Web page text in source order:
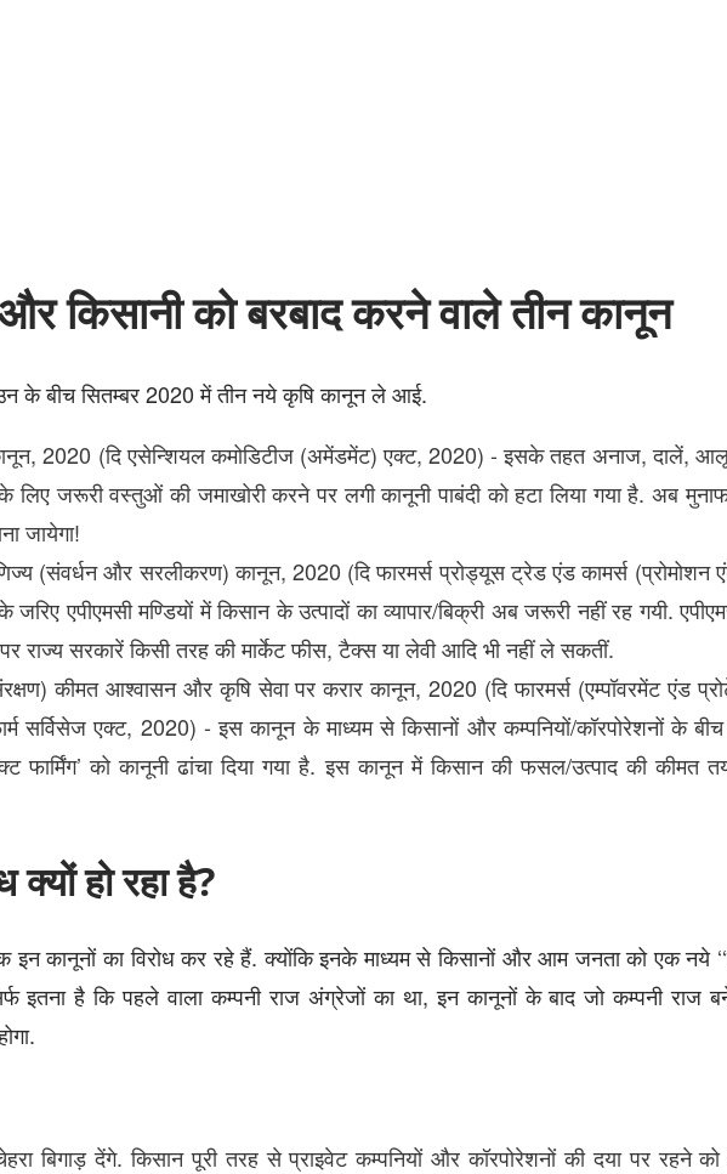
किसानी को बरबाद करने वाले तीन कानून
के बीच सितम्बर 2020 में तीन नये कृषि कानून ले आई.
2020 (दि एसेन्शियल कमोडिटीज (अमेंडमेंट) एक्ट, 2020) - इसके तहत अनाज, दालें,
जरूरी वस्तुओं की जमाखोरी करने पर लगी कानूनी पाबंदी को हटा लिया गया है. अब
जायेगा!
(संवर्धन और सरलीकरण) कानून, 2020 (दि फारमर्स प्रोड्यूस ट्रेड एंड कामर्स (प्रोमोशन
एपीएमसी मण्डियों में किसान के उत्पादों का व्यापार/बिक्री अब जरूरी नहीं रह गयी.
पर राज्य सरकारें किसी तरह की मार्केट फीस, टैक्स या लेवी आदि भी नहीं ले सकतीं.
कीमत आश्वासन और कृषि सेवा पर करार कानून, 2020 (दि फारमर्स (एम्पॉवरमेंट एंड
सर्विसेज एक्ट, 2020) - इस कानून के माध्यम से किसानों और कम्पनियों/कॉरपोरेशनों के बीच
फार्मिंग’ को कानूनी ढांचा दिया गया है. इस कानून में किसान की फसल/उत्पाद की कीमत
क्यों हो रहा है?
कानूनों का विरोध कर रहे हैं. क्योंकि इनके माध्यम से किसानों और आम जनता को एक नये
इतना है कि पहले वाला कम्पनी राज अंग्रेजों का था, इन कानूनों के बाद जो कम्पनी राज
बिगाड़ देंगे. किसान पूरी तरह से प्राइवेट कम्पनियों और कॉरपोरेशनों की दया पर रहने